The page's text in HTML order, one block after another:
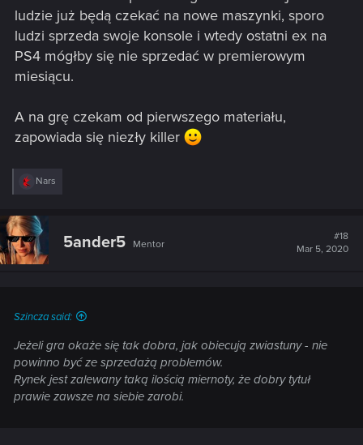
ludzie już będą czekać na nowe maszynki, sporo
ludzi sprzeda swoje konsole i wtedy ostatni ex na
PS4 mógłby się nie sprzedać w premierowym
miesiącu.
A na grę czekam od pierwszego materiału,
zapowiada się niezły killer
R
c
t
i
o
Nars
5ander5 Mentor
#18
Mar 5, 2020
Szincza said:
Jeżeli gra okaże się tak dobra, jak obiecują zwiastuny - nie
powinno być ze sprzedażą problemów.
Rynek jest zalewany taką ilością miernoty, że dobry tytuł
prawie zawsze na siebie zarobi.